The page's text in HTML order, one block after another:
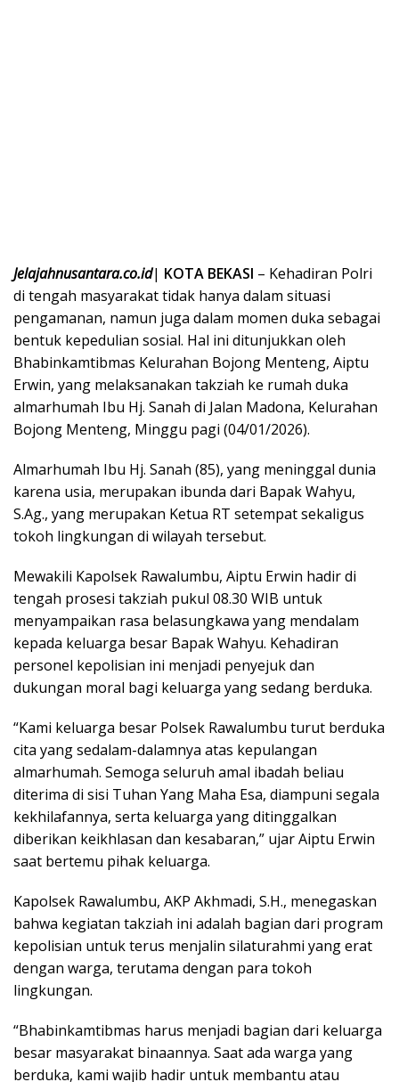
Jelajahnusantara.co.id| KOTA BEKASI – Kehadiran Polri
di tengah masyarakat tidak hanya dalam situasi
pengamanan, namun juga dalam momen duka sebagai
bentuk kepedulian sosial. Hal ini ditunjukkan oleh
Bhabinkamtibmas Kelurahan Bojong Menteng, Aiptu
Erwin, yang melaksanakan takziah ke rumah duka
almarhumah Ibu Hj. Sanah di Jalan Madona, Kelurahan
Bojong Menteng, Minggu pagi (04/01/2026).
Almarhumah Ibu Hj. Sanah (85), yang meninggal dunia
karena usia, merupakan ibunda dari Bapak Wahyu,
S.Ag., yang merupakan Ketua RT setempat sekaligus
tokoh lingkungan di wilayah tersebut.
Mewakili Kapolsek Rawalumbu, Aiptu Erwin hadir di
tengah prosesi takziah pukul 08.30 WIB untuk
menyampaikan rasa belasungkawa yang mendalam
kepada keluarga besar Bapak Wahyu. Kehadiran
personel kepolisian ini menjadi penyejuk dan
dukungan moral bagi keluarga yang sedang berduka.
“Kami keluarga besar Polsek Rawalumbu turut berduka
cita yang sedalam-dalamnya atas kepulangan
almarhumah. Semoga seluruh amal ibadah beliau
diterima di sisi Tuhan Yang Maha Esa, diampuni segala
kekhilafannya, serta keluarga yang ditinggalkan
diberikan keikhlasan dan kesabaran,” ujar Aiptu Erwin
saat bertemu pihak keluarga.
Kapolsek Rawalumbu, AKP Akhmadi, S.H., menegaskan
bahwa kegiatan takziah ini adalah bagian dari program
kepolisian untuk terus menjalin silaturahmi yang erat
dengan warga, terutama dengan para tokoh
lingkungan.
“Bhabinkamtibmas harus menjadi bagian dari keluarga
besar masyarakat binaannya. Saat ada warga yang
berduka, kami wajib hadir untuk membantu atau